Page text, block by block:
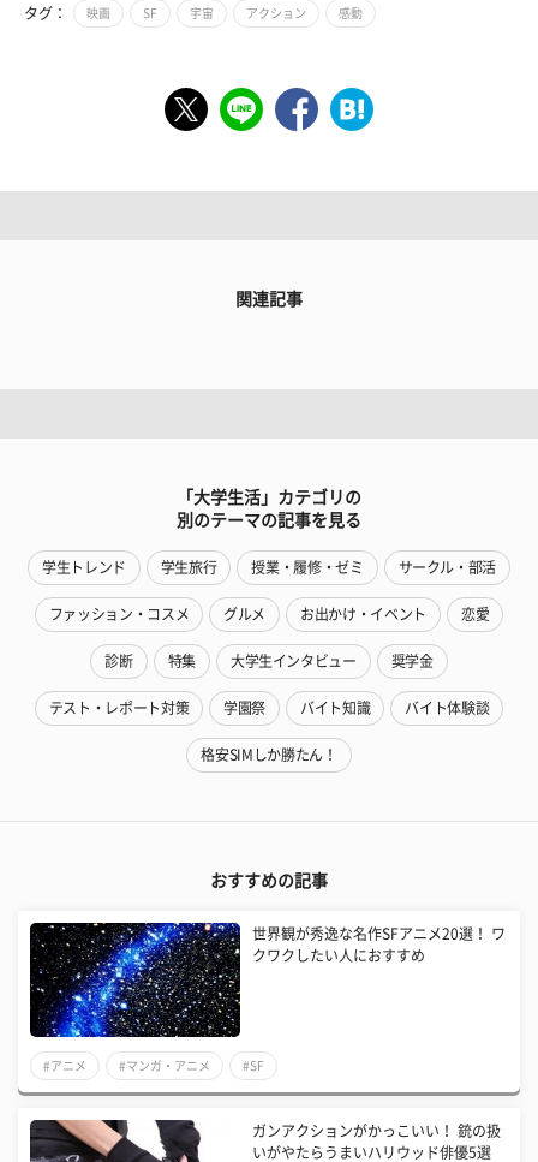
タグ： 映画 SF 宇宙 アクション 感動
関連記事
「大学生活」カテゴリの
別のテーマの記事を見る
学生トレンド 学生旅行 授業・履修・ゼミ サークル・部活
ファッション・コスメ グルメ お出かけ・イベント 恋愛
診断 特集 大学生インタビュー 奨学金
テスト・レポート対策 学園祭 バイト知識 バイト体験談
格安SIMしか勝たん！
おすすめの記事
世界観が秀逸な名作SFアニメ20選！ ワ
クワクしたい人におすすめ
#アニメ #マンガ・アニメ #SF
ガンアクションがかっこいい！ 銃の扱
いがやたらうまいハリウッド俳優5選